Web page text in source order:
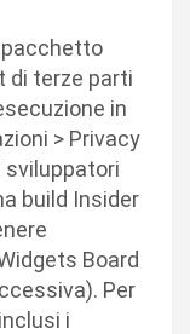
pacchetto
di terze parti
in
> Privacy
sviluppatori
build Insider
Board
Per
i